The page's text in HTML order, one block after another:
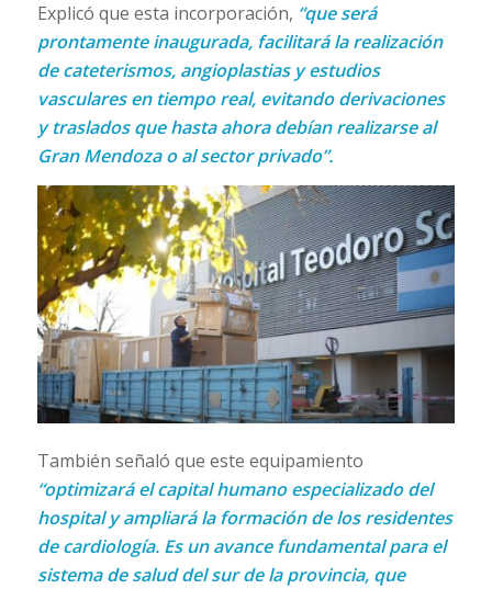
Explicó que esta incorporación, “que será
prontamente inaugurada, facilitará la realización
de cateterismos, angioplastias y estudios
vasculares en tiempo real, evitando derivaciones
y traslados que hasta ahora debían realizarse al
Gran Mendoza o al sector privado”.
También señaló que este equipamiento
“optimizará el capital humano especializado del
hospital y ampliará la formación de los residentes
de cardiología. Es un avance fundamental para el
sistema de salud del sur de la provincia, que